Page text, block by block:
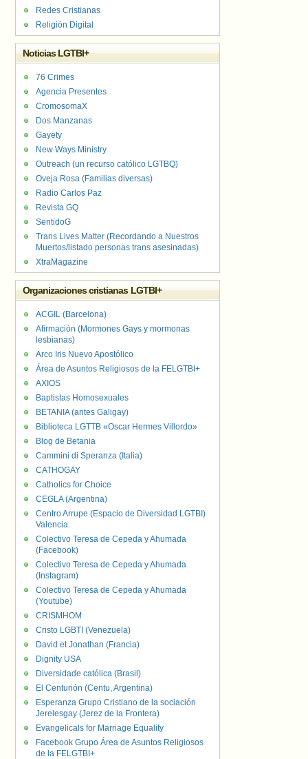
Redes Cristianas
Religión Digital
Noticias LGTBI+
76 Crimes
Agencia Presentes
CromosomaX
Dos Manzanas
Gayety
New Ways Ministry
Outreach (un recurso católico LGTBQ)
Oveja Rosa (Familias diversas)
Radio Carlos Paz
Revista GQ
SentidoG
Trans Lives Matter (Recordando a Nuestros
Muertos/listado personas trans asesinadas)
XtraMagazine
Organizaciones cristianas LGTBI+
ACGIL (Barcelona)
Afirmación (Mormones Gays y mormonas
lesbianas)
Arco Iris Nuevo Apostólico
Área de Asuntos Religiosos de la FELGTBI+
AXIOS
Baptistas Homosexuales
BETANIA (antes Galigay)
Biblioteca LGTTB «Oscar Hermes Villordo»
Blog de Betania
Cammini di Speranza (Italia)
CATHOGAY
Catholics for Choice
CEGLA (Argentina)
Centro Arrupe (Espacio de Diversidad LGTBI)
Valencia.
Colectivo Teresa de Cepeda y Ahumada
(Facebook)
Colectivo Teresa de Cepeda y Ahumada
(Instagram)
Colectivo Teresa de Cepeda y Ahumada
(Youtube)
CRISMHOM
Cristo LGBTI (Venezuela)
David et Jonathan (Francia)
Dignity USA
Diversidade católica (Brasil)
El Centurión (Centu, Argentina)
Esperanza Grupo Cristiano de la sociación
Jerelesgay (Jerez de la Frontera)
Evangelicals for Marriage Equality
Facebook Grupo Área de Asuntos Religiosos
de la FELGTBI+